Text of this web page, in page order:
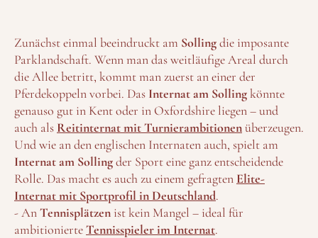
Zunächst einmal beeindruckt am Sollingdie imposante
Parklandschaft. Wenn man das weitläufige Areal durch
die Allee betritt, kommt man zuerst an einer der
Pferdekoppeln vorbei. Das Internat am Sollingkönnte
genauso gut in Kent oder in Oxfordshire liegen – und
auch als Reitinternat mit Turnierambitionenüberzeugen.
Und wie an den englischen Internaten auch, spielt am
Internat am Sollingder Sport eine ganz entscheidende
Rolle. Das macht es auch zu einem gefragten Elite-
Internat mit Sportprofil in Deutschland.
- AnTennisplätzen ist kein Mangel – ideal für
ambitionierteTennisspieler im Internat.